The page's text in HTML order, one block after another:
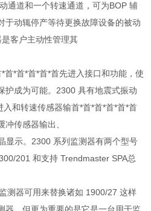
通道和一个转速通道，可为BOP 辅
于动辄停产等待更换故障设备的被动
客户主动性管理其
*首*首*首*首先进入接口和功能，使
护成为可能。2300 具有地震式振动
和转速传感器输首*首*首*首*首*首
传感器输出、
显示。2300 系列监测器有两个型号
201 和支持 Trendmaster SPA总
测器可用来替换诸如 1900/27 这样